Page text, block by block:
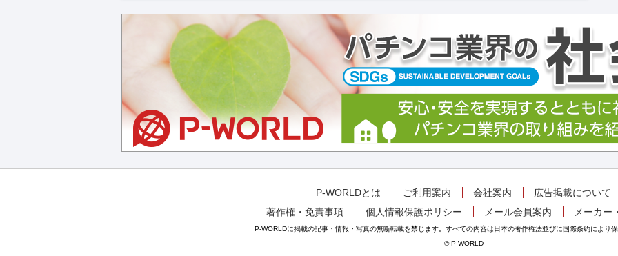
P-WORLDとは ご利用案内 会社案内
広告掲載について
著作権・免責事項
個人情報保護ポリシー メール会員案内 メーカー
P-WORLDに掲載の記事・情報・写真の無断転載を禁じます。すべての内容は日本の著作権法並びに国際条約により
© P-WORLD